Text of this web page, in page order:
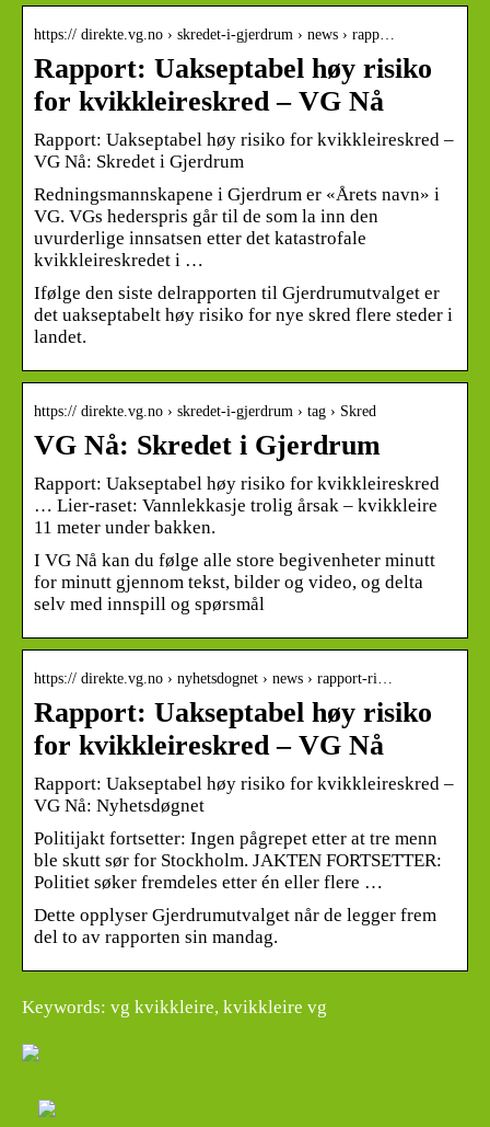
https:// direkte.vg.no › skredet-i-gjerdrum › news › rapp…
Rapport: Uakseptabel høy risiko
for kvikkleireskred – VG Nå
Rapport: Uakseptabel høy risiko for kvikkleireskred –
VG Nå: Skredet i Gjerdrum
Redningsmannskapene i Gjerdrum er «Årets navn» i
VG. VGs hederspris går til de som la inn den
uvurderlige innsatsen etter det katastrofale
kvikkleireskredet i …
Ifølge den siste delrapporten til Gjerdrumutvalget er
det uakseptabelt høy risiko for nye skred flere steder i
landet.
https:// direkte.vg.no › skredet-i-gjerdrum › tag › Skred
VG Nå: Skredet i Gjerdrum
Rapport: Uakseptabel høy risiko for kvikkleireskred
… Lier-raset: Vannlekkasje trolig årsak – kvikkleire
11 meter under bakken.
I VG Nå kan du følge alle store begivenheter minutt
for minutt gjennom tekst, bilder og video, og delta
selv med innspill og spørsmål
https:// direkte.vg.no › nyhetsdognet › news › rapport-ri…
Rapport: Uakseptabel høy risiko
for kvikkleireskred – VG Nå
Rapport: Uakseptabel høy risiko for kvikkleireskred –
VG Nå: Nyhetsdøgnet
Politijakt fortsetter: Ingen pågrepet etter at tre menn
ble skutt sør for Stockholm. JAKTEN FORTSETTER:
Politiet søker fremdeles etter én eller flere …
Dette opplyser Gjerdrumutvalget når de legger frem
del to av rapporten sin mandag.
Keywords: vg kvikkleire, kvikkleire vg